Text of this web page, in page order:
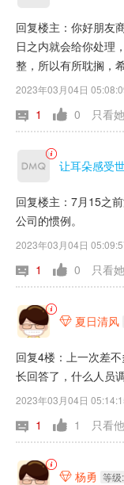
回复楼主：你好朋友
日之内就会给你处理
整，所以有所耽搁，
2023年03月04日
1 0 只看她
让耳朵感受
回复楼主：7月15之
公司的惯例。
2023年03月04日
1 0 只看她
 夏日清风
回复4楼：上一次差
长回答了，什么人员
2023年03月04日
1 1 只看他
 杨勇 等级